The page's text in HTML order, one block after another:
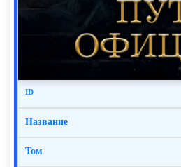
крупных, едва обработанных
из потолка торчат какие-то
петли. Дверь сколочена из
почерневших от времени.
комнаты и в сторону внешней
ведущий к отверстию, куда,
экскременты. Ключевое
головокружения.